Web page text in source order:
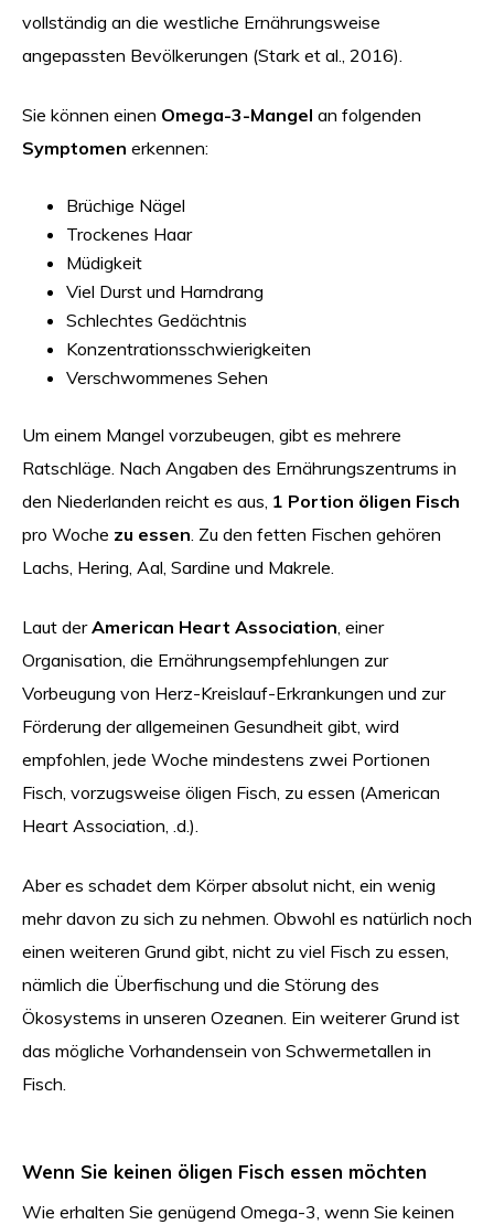
vollständig an die westliche Ernährungsweise
angepassten Bevölkerungen (Stark et al., 2016).
Sie können einen Omega-3-Mangel an folgenden
Symptomen erkennen:
Brüchige Nägel
Trockenes Haar
Müdigkeit
Viel Durst und Harndrang
Schlechtes Gedächtnis
Konzentrationsschwierigkeiten
Verschwommenes Sehen
Um einem Mangel vorzubeugen, gibt es mehrere
Ratschläge. Nach Angaben des Ernährungszentrums in
den Niederlanden reicht es aus, 1 Portion öligen Fisch
pro Woche zu essen . Zu den fetten Fischen gehören
Lachs, Hering, Aal, Sardine und Makrele.
Laut derAmerican Heart Association , einer
Organisation, die Ernährungsempfehlungen zur
Vorbeugung von Herz-Kreislauf-Erkrankungen und zur
Förderung der allgemeinen Gesundheit gibt, wird
empfohlen, jede Woche mindestens zwei Portionen
Fisch, vorzugsweise öligen Fisch, zu essen (American
Heart Association, .d.).
Aber es schadet dem Körper absolut nicht, ein wenig
mehr davon zu sich zu nehmen. Obwohl es natürlich noch
einen weiteren Grund gibt, nicht zu viel Fisch zu essen,
nämlich die Überfischung und die Störung des
Ökosystems in unseren Ozeanen. Ein weiterer Grund ist
das mögliche Vorhandensein von Schwermetallen in
Fisch.
Wenn Sie keinen öligen Fisch essen möchten
Wie erhalten Sie genügend Omega-3, wenn Sie keinen